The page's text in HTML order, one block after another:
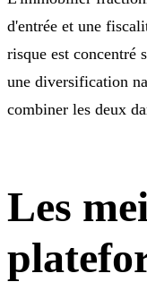
d'entrée et une
risque est concentré
une diversification
combiner les deux
Les